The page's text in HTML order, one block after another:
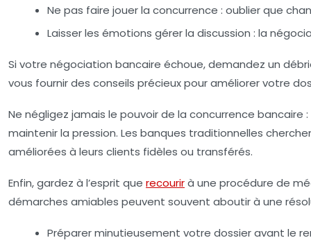
Ne pas faire jouer la concurrence : oublier que
Laisser les émotions gérer la discussion : la
Si votre négociation bancaire échoue, demandez un
vous fournir des conseils précieux pour améliorer votre
Ne négligez jamais le pouvoir de la concurrence
maintenir la pression. Les banques traditionnelles
améliorées à leurs clients fidèles ou transférés.
Enfin, gardez à l’esprit que recourirà une procédure de
démarches amiables peuvent souvent aboutir à une
Préparer minutieusement votre dossier avant le